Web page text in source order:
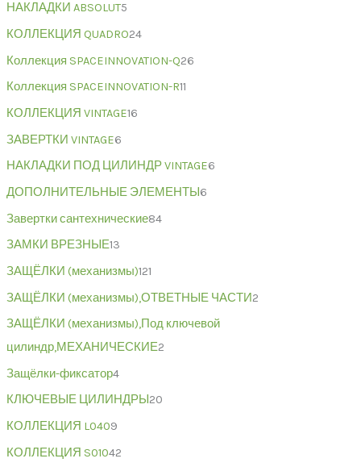
НАКЛАДКИ ABSOLUT5
КОЛЛЕКЦИЯ QUADRO24
Коллекция SPACEINNOVATION-Q26
Коллекция SPACEINNOVATION-R11
КОЛЛЕКЦИЯ VINTAGE16
ЗАВЕРТКИ VINTAGE6
НАКЛАДКИ ПОД ЦИЛИНДР VINTAGE6
ДОПОЛНИТЕЛЬНЫЕ ЭЛЕМЕНТЫ 6
Завертки сантехнические84
ЗАМКИ ВРЕЗНЫЕ13
ЗАЩЁЛКИ (механизмы)121
ЗАЩЁЛКИ (механизмы),ОТВЕТНЫЕ ЧАСТИ2
ЗАЩЁЛКИ (механизмы),Под ключевой
цилиндр,МЕХАНИЧЕСКИЕ2
Защёлки-фиксатор4
КЛЮЧЕВЫЕ ЦИЛИНДРЫ20
КОЛЛЕКЦИЯ L0409
КОЛЛЕКЦИЯ S01042